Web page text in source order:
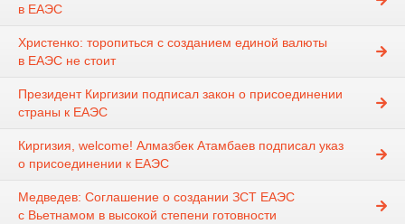
в ЕАЭС
Христенко: торопиться с созданием единой валюты
в ЕАЭС не стоит
Президент Киргизии подписал закон о присоединении
страны к ЕАЭС
Киргизия, welcome! Алмазбек Атамбаев подписал указ
о присоединении к ЕАЭС
Медведев: Соглашение о создании ЗСТ ЕАЭС
с Вьетнамом в высокой степени готовности